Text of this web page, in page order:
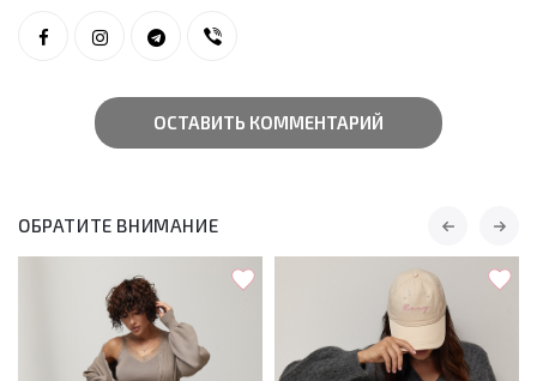
ОСТАВИТЬ КОММЕНТАРИЙ
ОБРАТИТЕ ВНИМАНИЕ